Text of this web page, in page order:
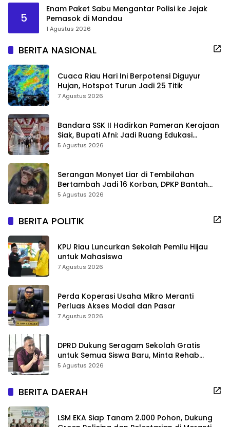
5
Enam Paket Sabu Mengantar Polisi ke Jejak
Pemasok di Mandau
1 Agustus 2026
BERITA NASIONAL
Cuaca Riau Hari Ini Berpotensi Diguyur
Hujan, Hotspot Turun Jadi 25 Titik
7 Agustus 2026
Bandara SSK II Hadirkan Pameran Kerajaan
Siak, Bupati Afni: Jadi Ruang Edukasi
Sejarah Riau
5 Agustus 2026
Serangan Monyet Liar di Tembilahan
Bertambah Jadi 16 Korban, DPKP Bantah
Video Gerombolan Viral
5 Agustus 2026
BERITA POLITIK
KPU Riau Luncurkan Sekolah Pemilu Hijau
untuk Mahasiswa
7 Agustus 2026
Perda Koperasi Usaha Mikro Meranti
Perluas Akses Modal dan Pasar
7 Agustus 2026
DPRD Dukung Seragam Sekolah Gratis
untuk Semua Siswa Baru, Minta Rehab
Sekolah Jangan Dikurangi
5 Agustus 2026
BERITA DAERAH
LSM EKA Siap Tanam 2.000 Pohon, Dukung